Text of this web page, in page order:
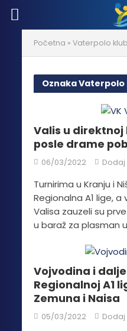
Početna » Vaterpolo
Oznaka Vaterpolo
Valis u direktnoj
posle drame
06/03/2022
Turnirima u Kranju i
Regionalna A1 lige,
Valisa zauzeli su
u baraž za plasman
Vojvodina i
Regionalnoj A1
Zemuna i Naisa
05/03/2022